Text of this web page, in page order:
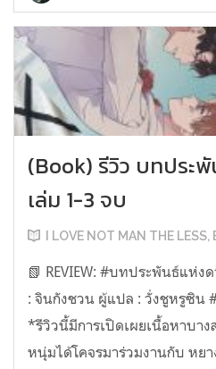
(Book) รีวิว บทประ
เล่ม 1-3 จบ
I LOVE NOT MAN THE LESS,
📗 REVIEW: #บทประพันธ์แห่ง
: จินกังชวน ผู้แปล : วั่งชูหรูซิน
*รีวิวนี้มีการเปิดเผยเนื้อหาบาง
หนุ่มได้โคจรมาร่วมงานกับ หย